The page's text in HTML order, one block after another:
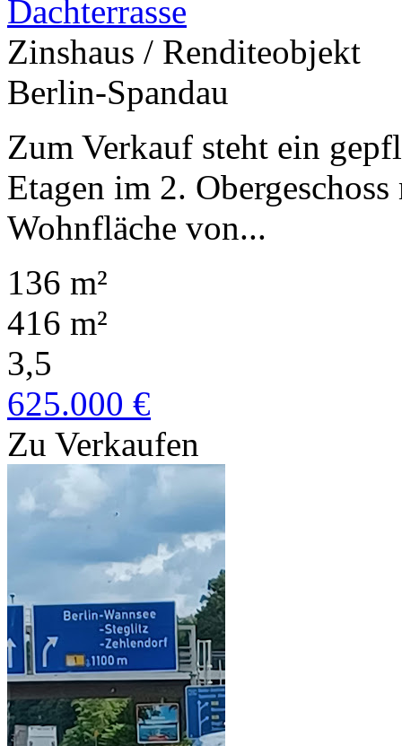
Dachterrasse
Zinshaus / Renditeobjekt
Berlin-Spandau
Zum Verkauf steht ein
Etagen im 2.
Wohnfläche von...
136 m²
416 m²
3,5
625.000 €
Zu Verkaufen